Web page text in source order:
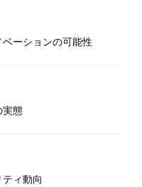
ベーションの可能性
実態
ィ動向